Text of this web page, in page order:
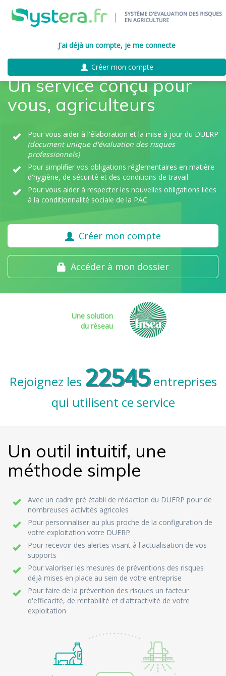
J'ai déjà un compte, je me connecte
Créer mon compte
Un service conçu pour
vous, agriculteurs
Pour vous aider à l'élaboration et la mise à jour du DUERP
(document unique d'évaluation des risques
professionnels)
Pour simplifier vos obligations réglementaires en matière
d'hygiène, de sécurité et des conditions de travail
Pour vous aider à respecter les nouvelles obligations liées
à la conditionnalité sociale de la PAC
Créer mon compte
Accéder à mon dossier
Une solution
du réseau
Rejoignez les 22545entreprises
qui utilisent ce service
Un outil intuitif, une
méthode simple
Avec un cadre pré établi de rédaction du DUERP pour de
nombreuses activités agricoles
Pour personnaliser au plus proche de la configuration de
votre exploitation votre DUERP
Pour recevoir des alertes visant à l'actualisation de vos
supports
Pour valoriser les mesures de préventions des risques
déjà mises en place au sein de votre entreprise
Pour faire de la prévention des risques un facteur
d'efficacité, de rentabilité et d'attractivité de votre
exploitation